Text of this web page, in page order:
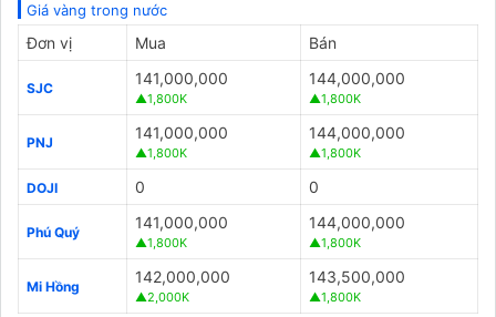
Giá vàng trong nước
Đơn vị Mua Bán
SJC
141,000,000
▲1,800K
144,000,000
▲1,800K
PNJ
141,000,000
▲1,800K
144,000,000
▲1,800K
DOJI 0 0
Phú Quý
141,000,000
▲1,800K
144,000,000
▲1,800K
Mi Hồng
142,000,000
▲2,000K
143,500,000
▲1,800K